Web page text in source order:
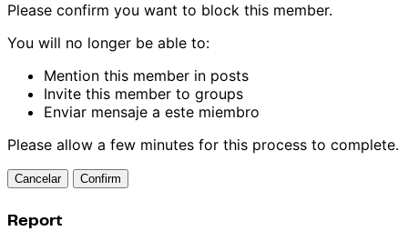
Please confirm you want to block this member.
You will no longer be able to:
Mention this member in posts
Invite this member to groups
Enviar mensaje a este miembro
Please allow a few minutes for this process to complete.
Confirm
Report